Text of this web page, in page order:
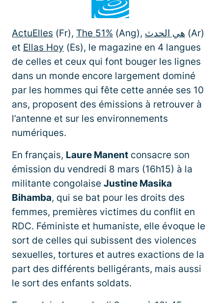
ActuElles (Fr), The 51% (Ang), هي الحدث (Ar)
et Ellas Hoy (Es), le magazine en 4 langues
de celles et ceux qui font bouger les lignes
dans un monde encore largement dominé
par les hommes qui fête cette année ses 10
ans, proposent des émissions à retrouver à
l’antenne et sur les environnements
numériques.
En français, Laure Manent consacre son
émission du vendredi 8 mars (16h15) à la
militante congolaise Justine Masika
Bihamba, qui se bat pour les droits des
femmes, premières victimes du conflit en
RDC. Féministe et humaniste, elle évoque le
sort de celles qui subissent des violences
sexuelles, tortures et autres exactions de la
part des différents belligérants, mais aussi
le sort des enfants soldats.